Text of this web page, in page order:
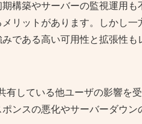
構築やサーバーの監視運用
リットがあります。しかし一
である高い可用性と拡張性
有している他ユーザの影響を
ンスの悪化やサーバーダウン